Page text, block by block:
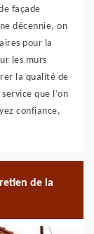
façade
décennie, on
pour la
les murs
la qualité de
que l’on
confiance,
de la